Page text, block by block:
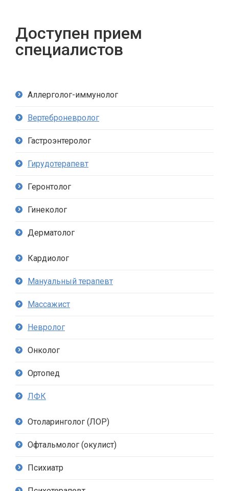
Доступен прием
специалистов
Аллерголог-иммунолог
Вертеброневролог
Гастроэнтеролог
Гирудотерапевт
Геронтолог
Гинеколог
Дерматолог
Кардиолог
Мануальный терапевт
Массажист
Невролог
Онколог
Ортопед
ЛФК
Отоларинголог (ЛОР)
Офтальмолог (окулист)
Психиатр